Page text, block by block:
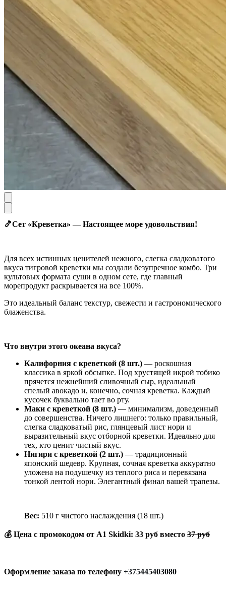
🍤Сет «Креветка» — Настоящее море удовольствия!
Для всех истинных ценителей нежного, слегка сладковатого
вкуса тигровой креветки мы создали безупречное комбо. Три
культовых формата суши в одном сете, где главный
морепродукт раскрывается на все 100%.
Это идеальный баланс текстур, свежести и гастрономического
блаженства.
Что внутри этого океана вкуса?
Калифорния с креветкой (8 шт.) — роскошная
классика в яркой обсыпке. Под хрустящей икрой тобико
прячется нежнейший сливочный сыр, идеальный
спелый авокадо и, конечно, сочная креветка. Каждый
кусочек буквально тает во рту.
Маки с креветкой (8 шт.) — минимализм, доведенный
до совершенства. Ничего лишнего: только правильный,
слегка сладковатый рис, глянцевый лист нори и
выразительный вкус отборной креветки. Идеально для
тех, кто ценит чистый вкус.
Нигири с креветкой (2 шт.) — традиционный
японский шедевр. Крупная, сочная креветка аккуратно
уложена на подушечку из теплого риса и перевязана
тонкой лентой нори. Элегантный финал вашей трапезы.
Вес: 510 г чистого наслаждения (18 шт.)
💰 Цена с промокодом от A1 Skidki: 33 руб вместо 37 руб
Оформление заказа по телефону +375445403080